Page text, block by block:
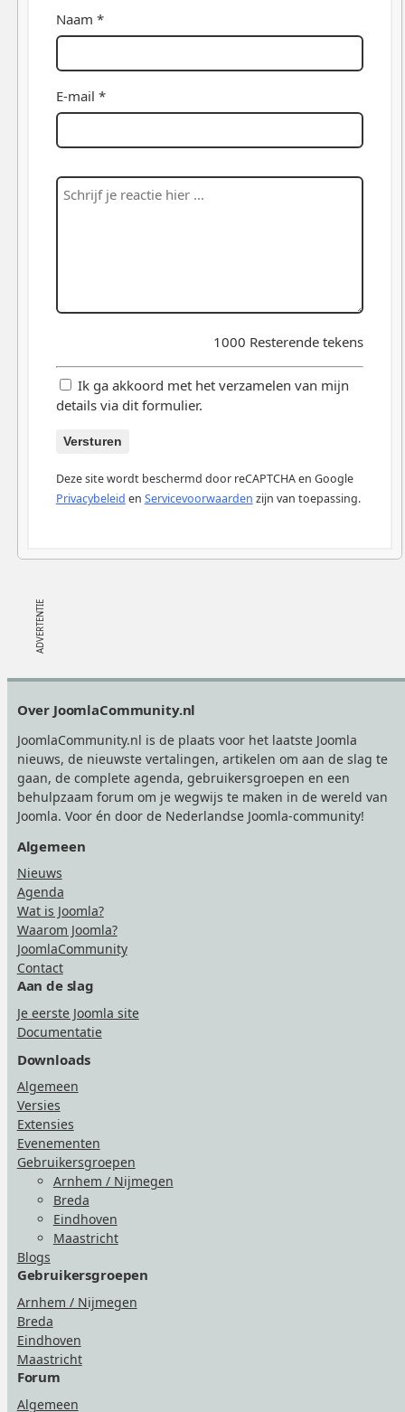
Naam *
E-mail *
1000 Resterende tekens
Ik ga akkoord met het verzamelen van mijn
details via dit formulier.
Versturen
Deze site wordt beschermd door reCAPTCHA en Google
Privacybeleid en Servicevoorwaarden zijn van toepassing.
Over JoomlaCommunity.nl
JoomlaCommunity.nl is de plaats voor het laatste Joomla
nieuws, de nieuwste vertalingen, artikelen om aan de slag te
gaan, de complete agenda, gebruikersgroepen en een
behulpzaam forum om je wegwijs te maken in de wereld van
Joomla. Voor én door de Nederlandse Joomla-community!
Algemeen
Nieuws
Agenda
Wat is Joomla?
Waarom Joomla?
JoomlaCommunity
Contact
Aan de slag
Je eerste Joomla site
Documentatie
Downloads
Algemeen
Versies
Extensies
Evenementen
Gebruikersgroepen
Arnhem / Nijmegen
Breda
Eindhoven
Maastricht
Blogs
Gebruikersgroepen
Arnhem / Nijmegen
Breda
Eindhoven
Maastricht
Forum
Algemeen